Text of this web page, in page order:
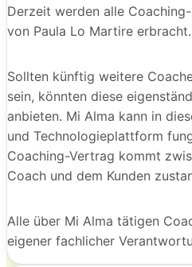
Derzeit werden alle
von Paula Lo Martire erbracht.
Sollten künftig weitere
sein, könnten diese
anbieten. Mi Alma kann in
und Technologieplattform
Coaching-Vertrag kommt
Coach und dem Kunden
Alle über Mi Alma tätigen
eigener fachlicher